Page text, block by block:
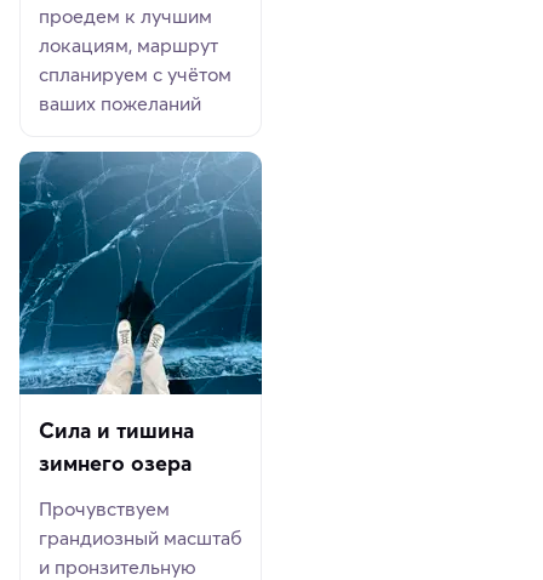
проедем к лучшим
локациям, маршрут
спланируем с учётом
ваших пожеланий
Сила и тишина
зимнего озера
Прочувствуем
грандиозный масштаб
и пронзительную